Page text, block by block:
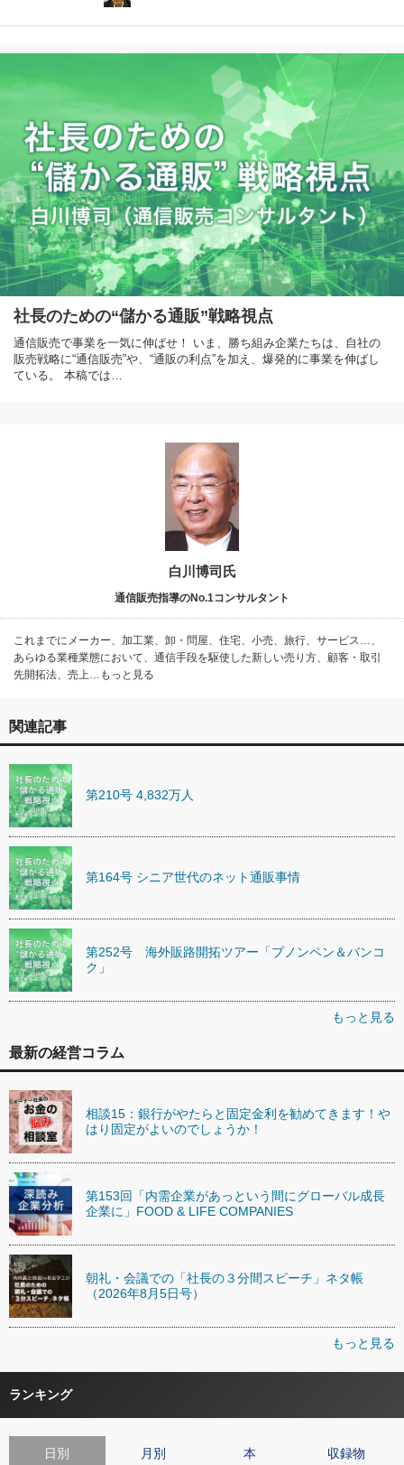
社長のための“儲かる通販”戦略視点
通信販売で事業を一気に伸ばせ！ いま、勝ち組み企業たちは、自社の
販売戦略に“通信販売”や、“通販の利点”を加え、爆発的に事業を伸ばし
ている。 本稿では…
白川博司氏
通信販売指導のNo.1コンサルタント
これまでにメーカー、加工業、卸・問屋、住宅、小売、旅行、サービス…、
あらゆる業種業態において、通信手段を駆使した新しい売り方、顧客・取引
先開拓法、売上…もっと見る
関連記事
第210号 4,832万人
第164号 シニア世代のネット通販事情
第252号 海外販路開拓ツアー「プノンペン＆バンコ
ク」
もっと見る
最新の経営コラム
相談15：銀行がやたらと固定金利を勧めてきます！や
はり固定がよいのでしょうか！
第153回「内需企業があっという間にグローバル成長
企業に」FOOD & LIFE COMPANIES
朝礼・会議での「社長の３分間スピーチ」ネタ帳
（2026年8月5日号）
もっと見る
ランキング
日別 月別 本 収録物